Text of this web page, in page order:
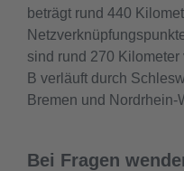
beträgt rund 440
sind rund 270
B verläuft durch
Bremen und Nordrhein-
Bei Fragen